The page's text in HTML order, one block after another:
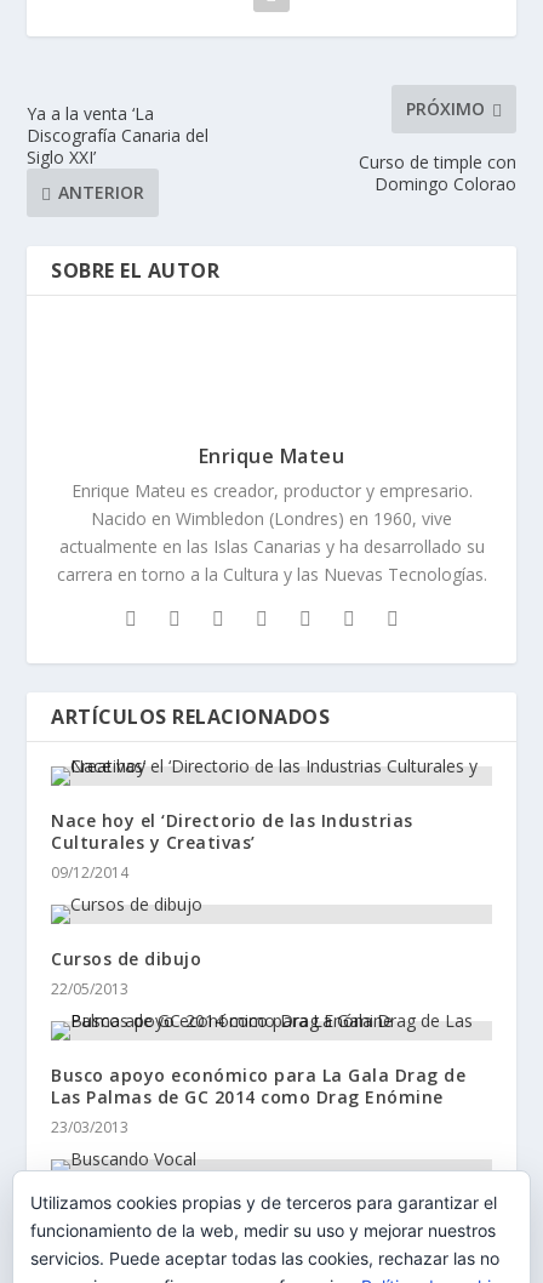
Ya a la venta ‘La
Discografía Canaria del
Siglo XXI’
ANTERIOR
PRÓXIMO
Curso de timple con
Domingo Colorao
SOBRE EL AUTOR
Enrique Mateu
Enrique Mateu es creador, productor y empresario.
Nacido en Wimbledon (Londres) en 1960, vive
actualmente en las Islas Canarias y ha desarrollado su
carrera en torno a la Cultura y las Nuevas Tecnologías.
ARTÍCULOS RELACIONADOS
Nace hoy el ‘Directorio de las Industrias
Culturales y Creativas’
09/12/2014
Cursos de dibujo
22/05/2013
Busco apoyo económico para La Gala Drag de
Las Palmas de GC 2014 como Drag Enómine
23/03/2013
Buscando Vocal
17/04/2013
Utilizamos cookies propias y de terceros para garantizar el
funcionamiento de la web, medir su uso y mejorar nuestros
servicios. Puede aceptar todas las cookies, rechazar las no